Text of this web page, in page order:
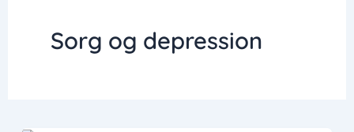
Sorg og depression